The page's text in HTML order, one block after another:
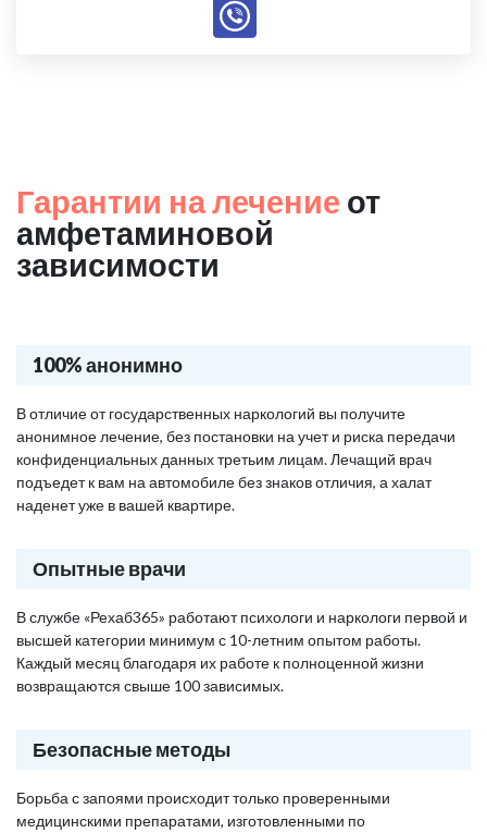
Гарантии на лечение от
амфетаминовой
зависимости
100% анонимно
В отличие от государственных наркологий вы получите
анонимное лечение, без постановки на учет и риска передачи
конфиденциальных данных третьим лицам. Лечащий врач
подъедет к вам на автомобиле без знаков отличия, а халат
наденет уже в вашей квартире.
Опытные врачи
В службе «Рехаб365» работают психологи и наркологи первой и
высшей категории минимум с 10-летним опытом работы.
Каждый месяц благодаря их работе к полноценной жизни
возвращаются свыше 100 зависимых.
Безопасные методы
Борьба с запоями происходит только проверенными
медицинскими препаратами, изготовленными по